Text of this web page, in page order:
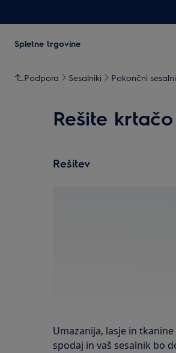
Spletne trgovine
Podpora Sesalniki Pokončni
Rešite
Rešitev
Umazanija, lasje in
spodaj in vaš sesalnik bo